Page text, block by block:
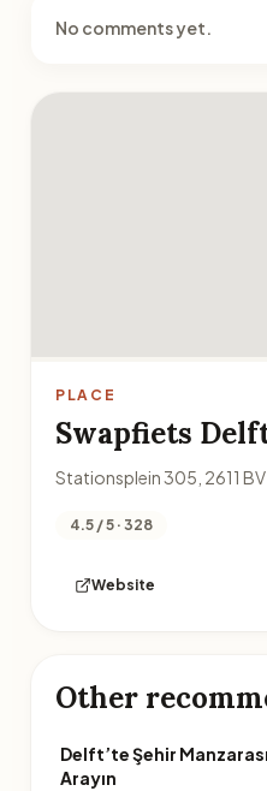
No comments yet.
PLACE
Swapfiets
Stationsplein 305, 2611
4.5 / 5 · 328
Website
Other
Delft’te Şehir
Arayın